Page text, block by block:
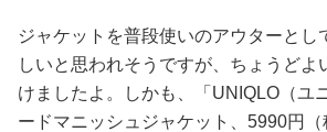
ジャケットを普段使いのアウターとし
しいと思われそうですが、ちょうどよ
けましたよ。しかも、「UNIQLO（ユ
ードマニッシュジャケット、5990円